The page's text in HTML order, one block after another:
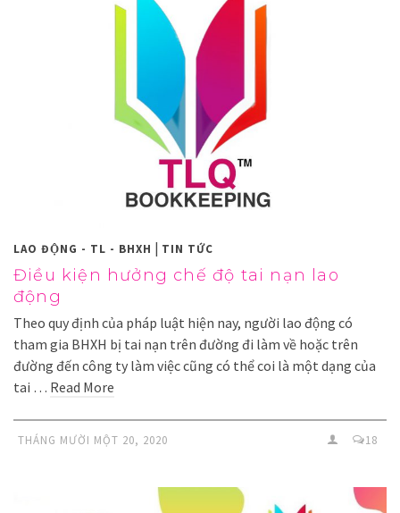
LAO ĐỘNG - TL - BHXH | TIN TỨC
Điều kiện hưởng chế độ tai nạn lao
động
Theo quy định của pháp luật hiện nay, người lao động có
tham gia BHXH bị tai nạn trên đường đi làm về hoặc trên
đường đến công ty làm việc cũng có thể coi là một dạng của
tai … Read More
THÁNG MƯỜI MỘT 20, 2020 18